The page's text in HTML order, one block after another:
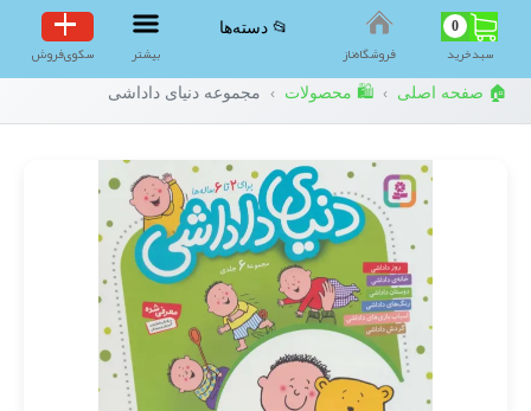
0
سبد‌خرید فروشگاه‌ناز
📂 دسته‌ها
بیشتر سکوی‌فروش
🏠 صفحه اصلی › 🛍️ محصولات › مجموعه دنیای داداشی